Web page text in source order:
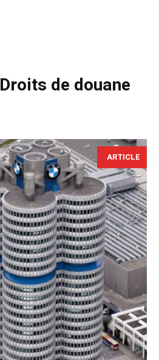
Droits de douane
ARTICLE